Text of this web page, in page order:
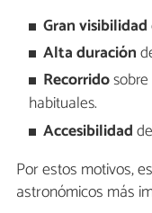
Gran visibilidad
Alta duración
Recorrido
habituales.
Accesibilidad
Por estos motivos,
astronómicos más